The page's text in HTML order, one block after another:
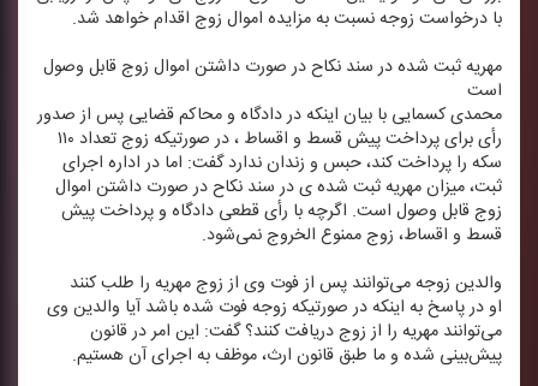
با درخواست زوجه نسبت به مزایده اموال زوج اقدام خواهد شد.
مهریه ثبت شده در سند نكاح در صورت داشتن اموال زوج قابل وصول
است
محمدی كسمایی با بیان اینكه در دادگاه و محاكم قضایی پس از صدور
رأی برای پرداخت پیش قسط و اقساط ، در صورتیكه زوج تعداد ۱۱۰
سكه را پرداخت كند، حبس و زندان ندارد گفت: اما در اداره اجرای
ثبت، میزان مهریه ثبت شده ی در سند نكاح در صورت داشتن اموال
زوج قابل وصول است. اگرچه با رأی قطعی دادگاه و پرداخت پیش
قسط و اقساط، زوج ممنوع الخروج نمی‌شود.
والدین زوجه می‌توانند پس از فوت وی از زوج مهریه را طلب كنند
او در پاسخ به اینكه در صورتیكه زوجه فوت شده باشد آیا والدین وی
می‌توانند مهریه را از زوج دریافت كنند؟ گفت: این امر در قانون
پیش‌بینی شده و ما طبق قانون ارث، موظف به اجرای آن هستیم.